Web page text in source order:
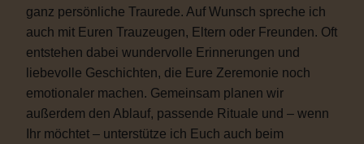
ganz persönliche Traurede. Auf Wunsch spreche ich
auch mit Euren Trauzeugen, Eltern oder Freunden. Oft
entstehen dabei wundervolle Erinnerungen und
liebevolle Geschichten, die Eure Zeremonie noch
emotionaler machen. Gemeinsam planen wir
außerdem den Ablauf, passende Rituale und – wenn
Ihr möchtet – unterstütze ich Euch auch beim